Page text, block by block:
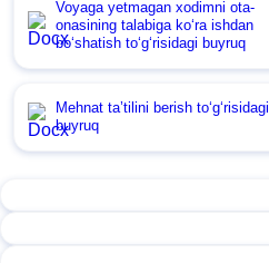
Voyaga yetmagan хodimni ota-
onasining talabiga koʻra ishdan
boʻshatish toʻgʻrisidagi buyruq
Mehnat ta’tilini berish toʻgʻrisidagi
buyruq